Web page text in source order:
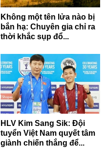
Không một tên lửa nào bị
bắn hạ: Chuyên gia chỉ ra
thời khắc sụp đổ...
HLV Kim Sang Sik: Đội
tuyển Việt Nam quyết tâm
giành chiến thắng để...